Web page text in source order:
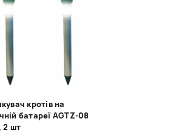
кротів на
батареї AGTZ-08
2 шт